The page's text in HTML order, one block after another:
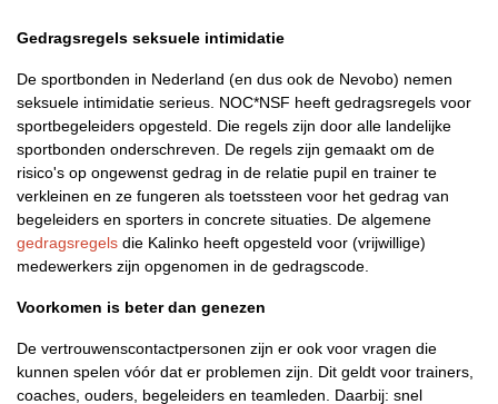
Gedragsregels seksuele intimidatie
De sportbonden in Nederland (en dus ook de Nevobo) nemen
seksuele intimidatie serieus. NOC*NSF heeft gedragsregels voor
sportbegeleiders opgesteld. Die regels zijn door alle landelijke
sportbonden onderschreven. De regels zijn gemaakt om de
risico's op ongewenst gedrag in de relatie pupil en trainer te
verkleinen en ze fungeren als toetssteen voor het gedrag van
begeleiders en sporters in concrete situaties. De algemene
gedragsregels die Kalinko heeft opgesteld voor (vrijwillige)
medewerkers zijn opgenomen in de gedragscode.
Voorkomen is beter dan genezen
De vertrouwenscontactpersonen zijn er ook voor vragen die
kunnen spelen vóór dat er problemen zijn. Dit geldt voor trainers,
coaches, ouders, begeleiders en teamleden. Daarbij: snel